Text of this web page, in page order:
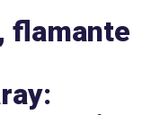
flamante